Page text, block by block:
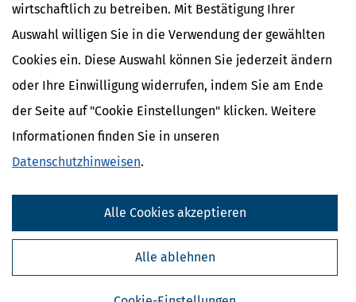
wirtschaftlich zu betreiben. Mit Bestätigung Ihrer
Auswahl willigen Sie in die Verwendung der gewählten
Cookies ein. Diese Auswahl können Sie jederzeit ändern
oder Ihre Einwilligung widerrufen, indem Sie am Ende
der Seite auf "Cookie Einstellungen" klicken. Weitere
Informationen finden Sie in unseren
Datenschutzhinweisen.
Alle ablehnen
Alle Cookies akzeptieren
Kostenlose Steuertipps & News
Absenden
Steuertipps
Ja, ich möchte die kostenlosen Newsletter
Meine Einwilligung kann ich jederzeit durch
Abbestellung des Newsletters widerrufen.